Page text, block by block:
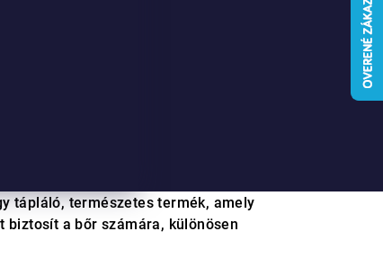
tápláló, természetes termék, amely
a bőr számára, különösen